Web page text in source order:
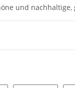
und nachhaltige,